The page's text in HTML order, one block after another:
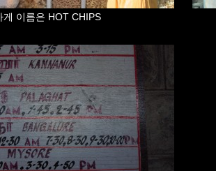
게 이름은 HOT CHIPS